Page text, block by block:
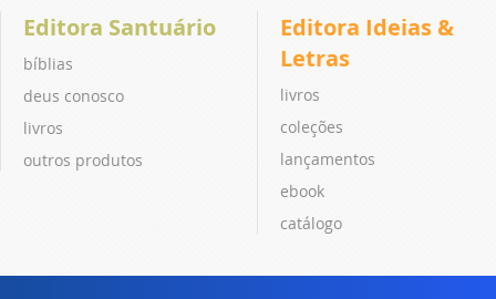
Editora Santuário
bíblias
deus conosco
livros
outros produtos
Editora Ideias &
Letras
livros
coleções
lançamentos
ebook
catálogo